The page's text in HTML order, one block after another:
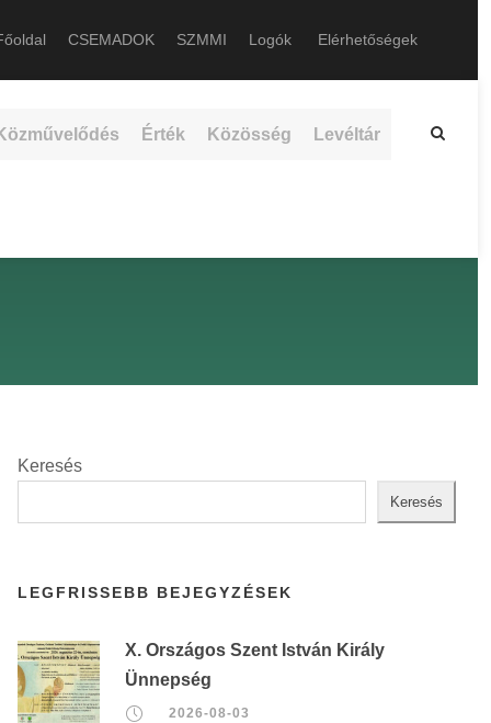
CSEMADOK SZMMI Logók Elérhetőségek
Érték Közösség Levéltár
Keresés
Keresés
LEGFRISSEBB BEJEGYZÉSEK
X. Országos Szent István Király
Ünnepség
2026-08-03